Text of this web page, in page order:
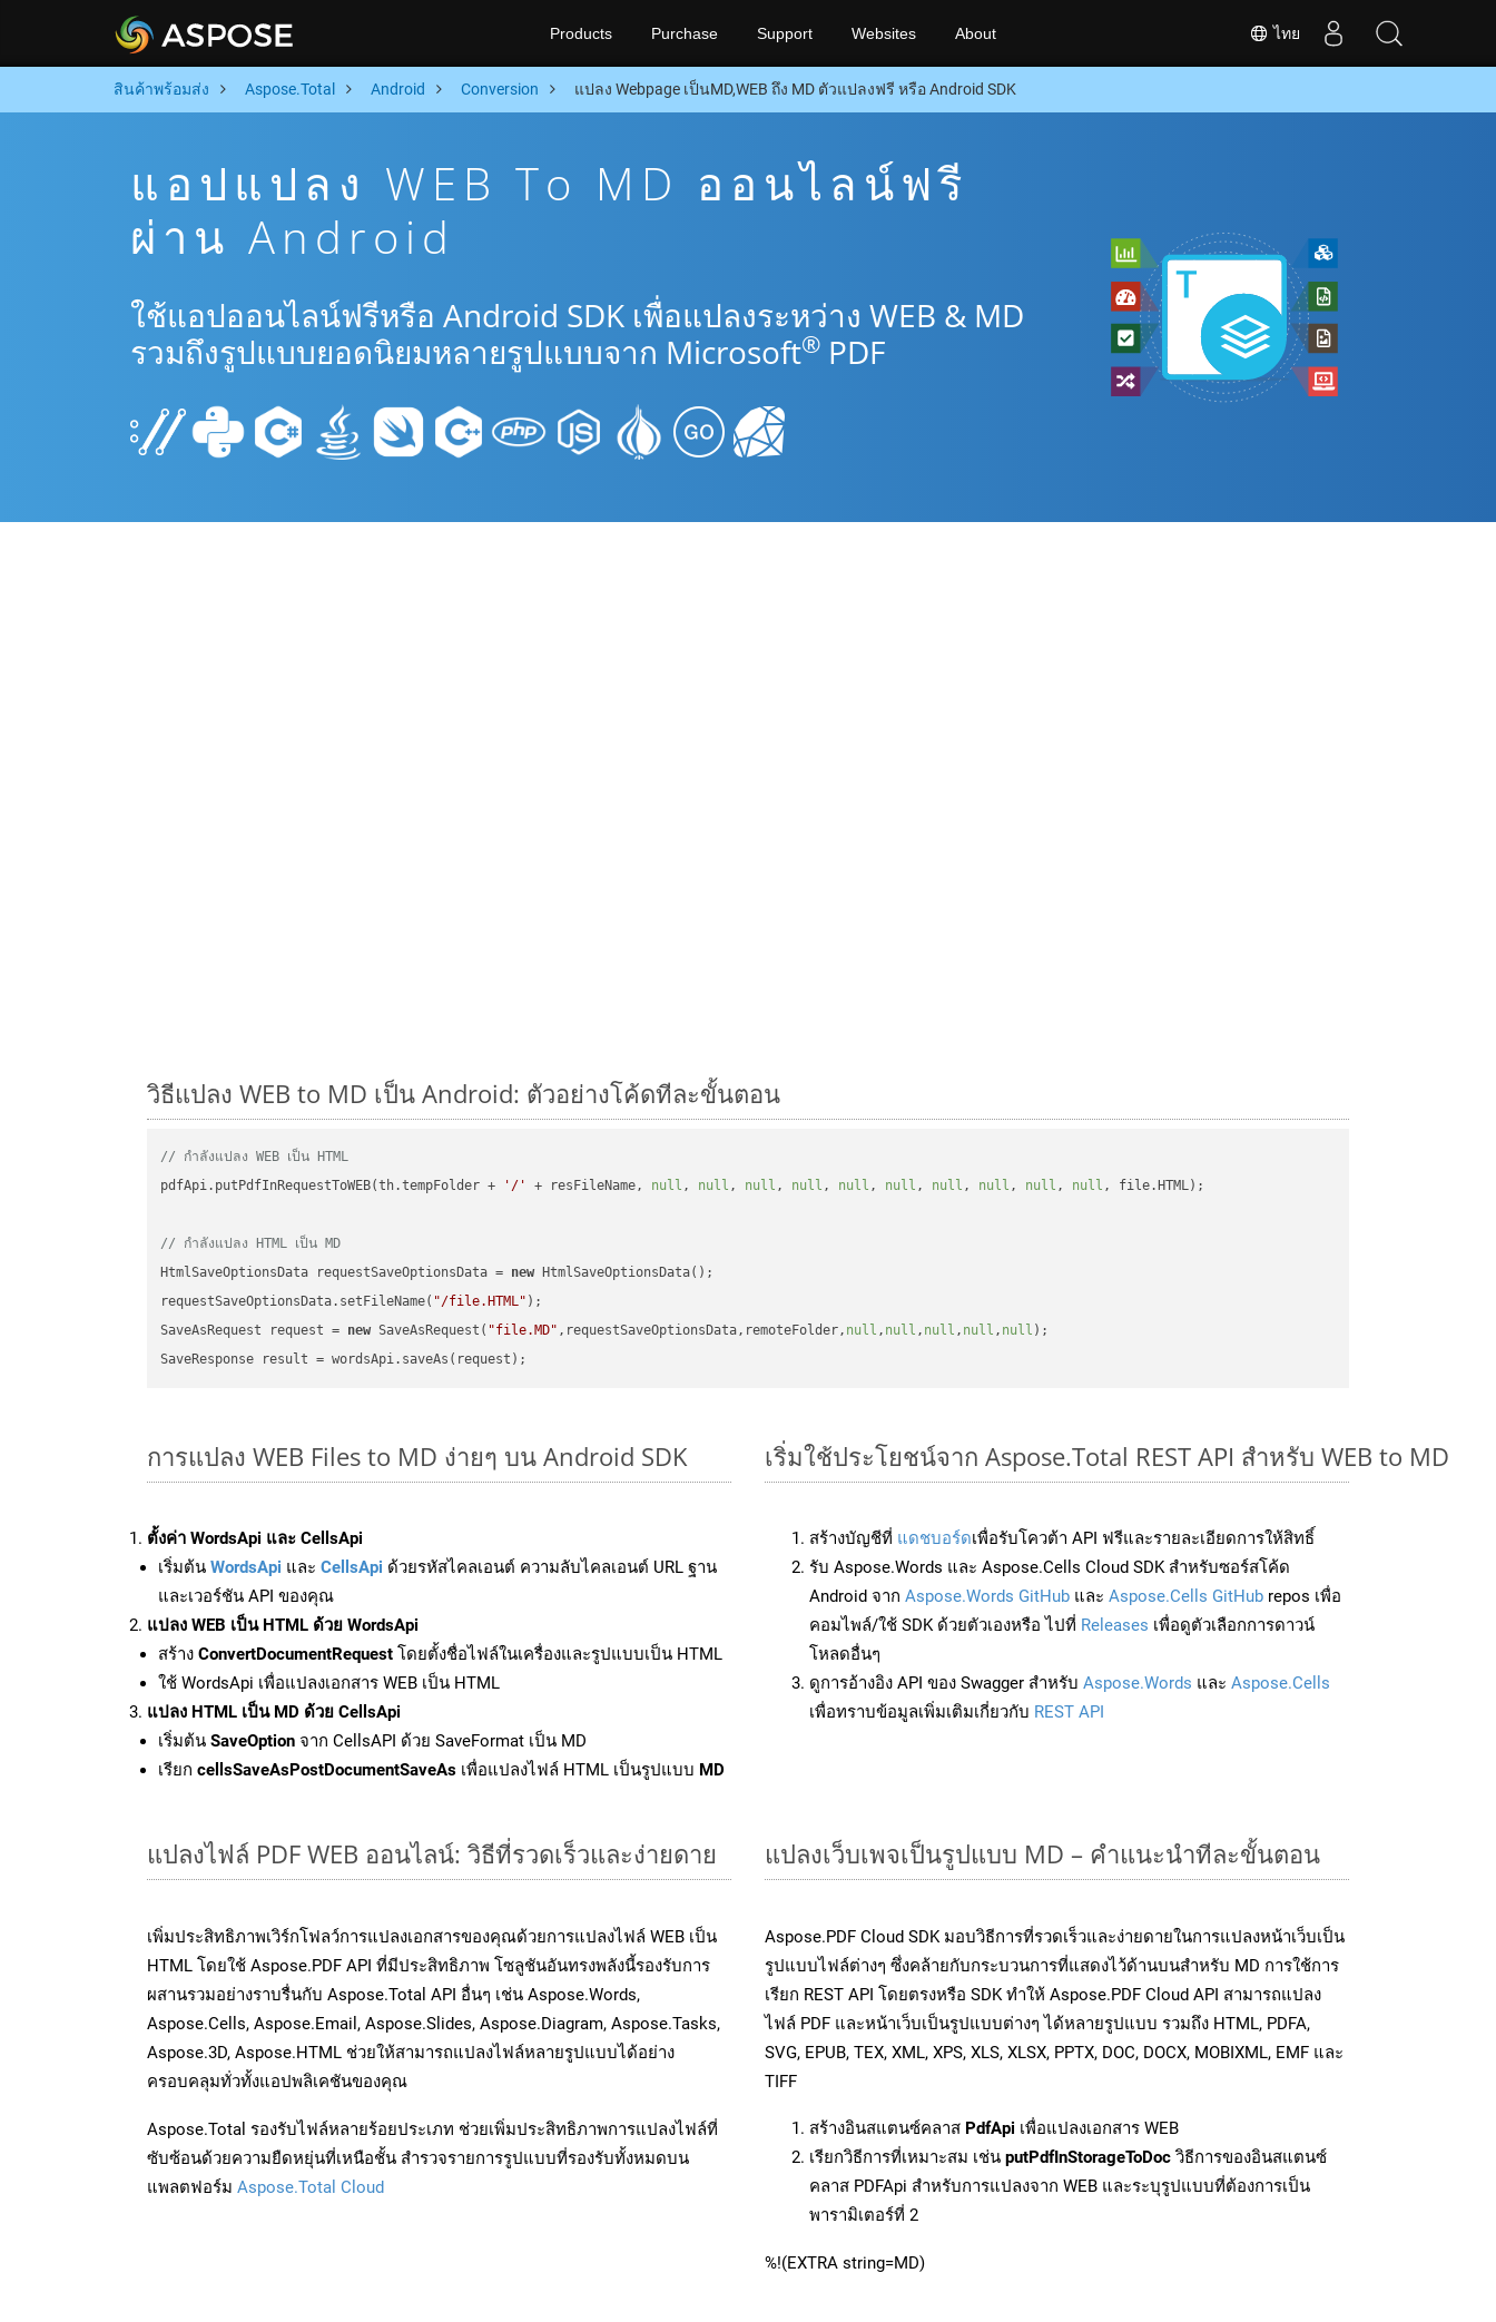
ไทย
Products Purchase Support Websites About
สินค้าพร้อมส่ง Aspose.Total Android Conversion แปลง Webpage เป็นMD,WEB ถึง MD ตัวแปลงฟรี หรือ Android SDK
แอปแปลง WEB To MD ออนไลน์ฟรี
ผ่าน Android
ใช้แอปออนไลน์ฟรีหรือ Android SDK เพื่อแปลงระหว่าง WEB & MD
รวมถึงรูปแบบยอดนิยมหลายรูปแบบจาก Microsoft® PDF
วิธีแปลง WEB to MD เป็น Android: ตัวอย่างโค้ดทีละขั้นตอน
// กำลังแปลง WEB เป็น HTML
pdfApi.putPdfInRequestToWEB(th.tempFolder +
'/' + resFileName, null , null , null , null , null , null , null , null , null , null , file.HTML);
// กำลังแปลง HTML เป็น MD
HtmlSaveOptionsData requestSaveOptionsData = new HtmlSaveOptionsData();
requestSaveOptionsData.setFileName( "/file.HTML" );
SaveAsRequest request = new SaveAsRequest( "file.MD" ,requestSaveOptionsData,remoteFolder, null , null , null , null , null );
การแปลง WEB Files to MD ง่ายๆ บน Android SDK
ตั้งค่า WordsApi และ CellsApi
เริ่มต้น WordsApi และ CellsApi ด้วยรหัสไคลเอนต์ ความลับไคลเอนต์ URL ฐาน
และเวอร์ชัน API ของคุณ
แปลง WEB เป็น HTML ด้วย WordsApi
สร้าง ConvertDocumentRequest โดยตั้งชื่อไฟล์ในเครื่องและรูปแบบเป็น HTML
ใช้ WordsApi เพื่อแปลงเอกสาร WEB เป็น HTML
แปลง HTML เป็น MD ด้วย CellsApi
เริ่มต้น SaveOption จาก CellsAPI ด้วย SaveFormat เป็น MD
เรียก cellsSaveAsPostDocumentSaveAs เพื่อแปลงไฟล์ HTML เป็นรูปแบบ MD
เริ่มใช้ประโยชน์จาก Aspose.Total REST API สำหรับ WEB to MD
สร้างบัญชีที่ แดชบอร์ดเพื่อรับโควต้า API ฟรีและรายละเอียดการให้สิทธิ์
รับ Aspose.Words และ Aspose.Cells Cloud SDK สำหรับซอร์สโค้ด
Android จาก Aspose.Words GitHub และ Aspose.Cells GitHub repos เพื่อ
คอมไพล์/ใช้ SDK ด้วยตัวเองหรือ ไปที่ Releases เพื่อดูตัวเลือกการดาวน์
โหลดอื่นๆ
ดูการอ้างอิง API ของ Swagger สำหรับ Aspose.Words และ Aspose.Cells
เพื่อทราบข้อมูลเพิ่มเติมเกี่ยวกับ REST API
แปลงไฟล์ PDF WEB ออนไลน์: วิธีที่รวดเร็วและง่ายดาย
เพิ่มประสิทธิภาพเวิร์กโฟลว์การแปลงเอกสารของคุณด้วยการแปลงไฟล์ WEB เป็น
HTML โดยใช้ Aspose.PDF API ที่มีประสิทธิภาพ โซลูชันอันทรงพลังนี้รองรับการ
ผสานรวมอย่างราบรื่นกับ Aspose.Total API อื่นๆ เช่น Aspose.Words,
Aspose.Cells, Aspose.Email, Aspose.Slides, Aspose.Diagram, Aspose.Tasks,
Aspose.3D, Aspose.HTML ช่วยให้สามารถแปลงไฟล์หลายรูปแบบได้อย่าง
ครอบคลุมทั่วทั้งแอปพลิเคชันของคุณ
Aspose.Total รองรับไฟล์หลายร้อยประเภท ช่วยเพิ่มประสิทธิภาพการแปลงไฟล์ที่
ซับซ้อนด้วยความยืดหยุ่นที่เหนือชั้น สำรวจรายการรูปแบบที่รองรับทั้งหมดบน
แพลตฟอร์ม Aspose.Total Cloud
แปลงเว็บเพจเป็นรูปแบบ MD – คำแนะนำทีละขั้นตอน
Aspose.PDF Cloud SDK มอบวิธีการที่รวดเร็วและง่ายดายในการแปลงหน้าเว็บเป็น
รูปแบบไฟล์ต่างๆ ซึ่งคล้ายกับกระบวนการที่แสดงไว้ด้านบนสำหรับ MD การใช้การ
เรียก REST API โดยตรงหรือ SDK ทำให้ Aspose.PDF Cloud API สามารถแปลง
ไฟล์ PDF และหน้าเว็บเป็นรูปแบบต่างๆ ได้หลายรูปแบบ รวมถึง HTML, PDFA,
SVG, EPUB, TEX, XML, XPS, XLS, XLSX, PPTX, DOC, DOCX, MOBIXML, EMF และ
TIFF
สร้างอินสแตนซ์คลาส PdfApi เพื่อแปลงเอกสาร WEB
เรียกวิธีการที่เหมาะสม เช่น putPdfInStorageToDoc วิธีการของอินสแตนซ์
คลาส PDFApi สำหรับการแปลงจาก WEB และระบุรูปแบบที่ต้องการเป็น
พารามิเตอร์ที่ 2
%!(EXTRA string=MD)